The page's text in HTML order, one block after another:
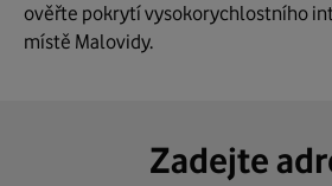
ověřte pokrytí vysokorychlostního
místě Malovidy.
Zadejte